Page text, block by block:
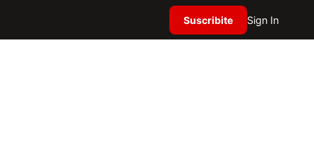
Suscribite Sign In